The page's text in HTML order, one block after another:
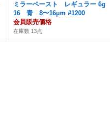
ミラーペースト レギュラー
16 青 8〜16μm #1200
会員販売価格
在庫数 13点